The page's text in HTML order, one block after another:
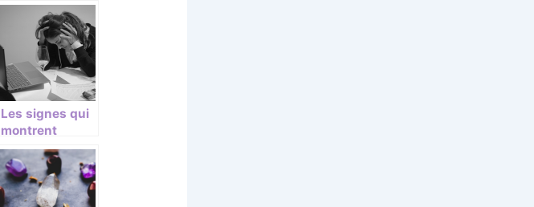
du CBD
Les signes qui
montrent
qu’une
personne est
en situation de
burn-out